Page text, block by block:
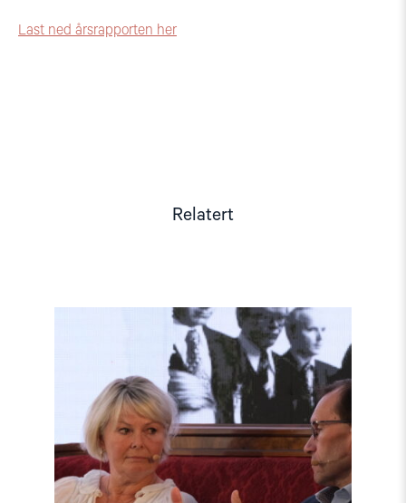
Last ned årsrapporten her
Relatert
Read
article
"Møt
Helsingforskomiteen
på
Arendalsuka
2026"